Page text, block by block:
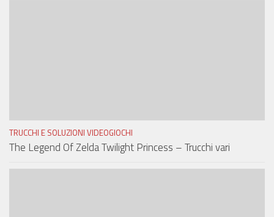
TRUCCHI E SOLUZIONI VIDEOGIOCHI
The Legend Of Zelda Twilight Princess – Trucchi vari